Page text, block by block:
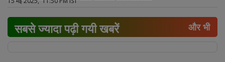
सबसे ज्यादा पढ़ी गयी खबरें और भी